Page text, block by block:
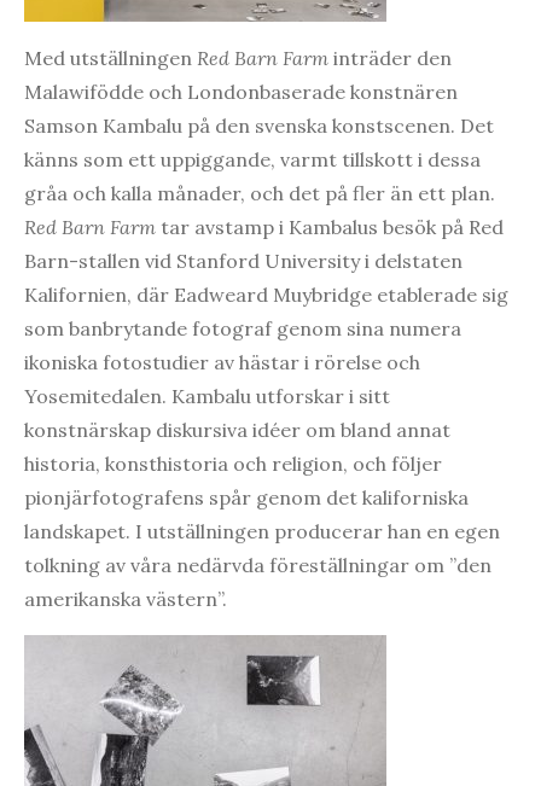
Med utställningen Red Barn Farm inträder den
Malawifödde och Londonbaserade konstnären
Samson Kambalu på den svenska konstscenen. Det
känns som ett uppiggande, varmt tillskott i dessa
gråa och kalla månader, och det på fler än ett plan.
Red Barn Farm tar avstamp i Kambalus besök på Red
Barn-stallen vid Stanford University i delstaten
Kalifornien, där Eadweard Muybridge etablerade sig
som banbrytande fotograf genom sina numera
ikoniska fotostudier av hästar i rörelse och
Yosemitedalen. Kambalu utforskar i sitt
konstnärskap diskursiva idéer om bland annat
historia, konsthistoria och religion, och följer
pionjärfotografens spår genom det kaliforniska
landskapet. I utställningen producerar han en egen
tolkning av våra nedärvda föreställningar om ”den
amerikanska västern”.